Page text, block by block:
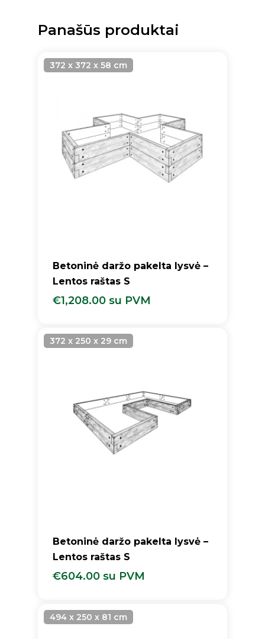
Krepšelyje nėra produktų.
Panašūs produktai
Betoninė daržo pakelta lysvė –
Lentos raštas S
€1,208.00 su PVM
372 x 372 x 58 cm
Betoninė daržo pakelta lysvė –
Lentos raštas S
€604.00 su PVM
372 x 250 x 29 cm
494 x 250 x 81 cm